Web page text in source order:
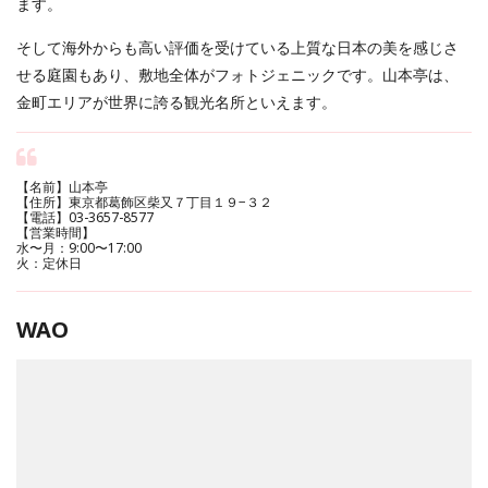
そして海外からも高い評価を受けている上質な日本の美を感じさ
せる庭園もあり、敷地全体がフォトジェニックです。山本亭は、
金町エリアが世界に誇る観光名所といえます。
【名前】山本亭
【住所】東京都葛飾区柴又７丁目１９−３２
【電話】03-3657-8577
【営業時間】
水〜月：9:00〜17:00
火：定休日
WAO